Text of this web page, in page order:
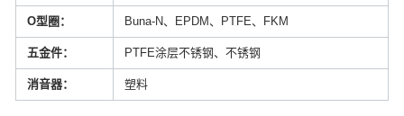
O型圈： Buna-N、EPDM、PTFE、FKM
五金件： PTFE涂层不锈钢、不锈钢
消音器： 塑料